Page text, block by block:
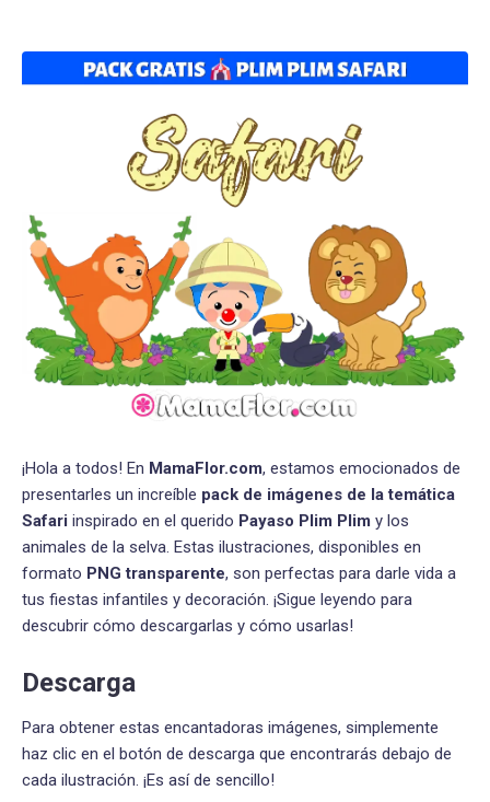
¡Hola a todos! En MamaFlor.com, estamos emocionados de
presentarles un increíble pack de imágenes de la temática
Safari inspirado en el querido Payaso Plim Plim y los
animales de la selva. Estas ilustraciones, disponibles en
formato PNG transparente, son perfectas para darle vida a
tus fiestas infantiles y decoración. ¡Sigue leyendo para
descubrir cómo descargarlas y cómo usarlas!
Descarga
Para obtener estas encantadoras imágenes, simplemente
haz clic en el botón de descarga que encontrarás debajo de
cada ilustración. ¡Es así de sencillo!